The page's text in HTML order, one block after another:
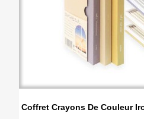
Coffret Crayons De Couleur